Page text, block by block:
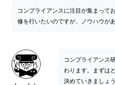
コンプライアンスに注目が集まって
修を行いたいのですが、ノウハウが
コンプライアンス
わります。まずは
決めていきましょう